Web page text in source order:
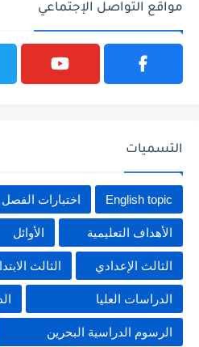
مواقع التواصل الإجتماعي
التسميات
English topic اختبارات الفصل
الأهداف التعليمية الأوائل
الثالث الإعدادي الثالث
الدراسات العليا
الرسوم الدراسية البحرين